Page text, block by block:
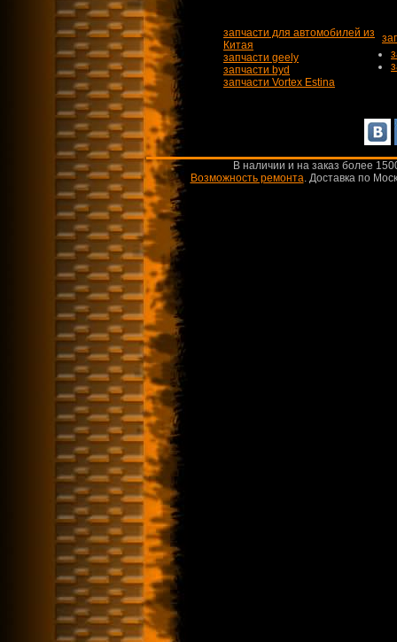
запчасти для автомобилей из
Китая
запчасти geely
запчасти byd
запчасти Vortex Estina
В наличии и на заказ более
Возможность ремонта.Доставка по